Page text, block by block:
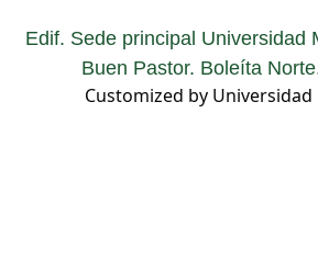
Edif. Sede principal Universidad
Buen Pastor. Boleíta
Customized by